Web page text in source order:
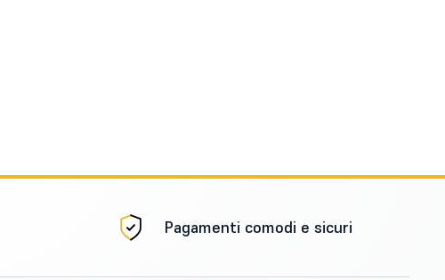
Pagamenti comodi e sicuri